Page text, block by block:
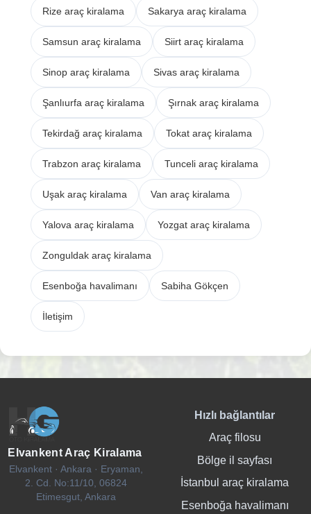
Rize araç kiralama Sakarya araç kiralama
Samsun araç kiralama Siirt araç kiralama
Sinop araç kiralama Sivas araç kiralama
Şanlıurfa araç kiralama Şırnak araç kiralama
Tekirdağ araç kiralama Tokat araç kiralama
Trabzon araç kiralama Tunceli araç kiralama
Uşak araç kiralama Van araç kiralama
Yalova araç kiralama Yozgat araç kiralama
Zonguldak araç kiralama
Esenboğa havalimanı Sabiha Gökçen
İletişim
Elvankent Araç Kiralama
Elvankent · Ankara · Eryaman,
2. Cd. No:11/10, 06824
Etimesgut, Ankara
Hızlı bağlantılar
Araç filosu
Bölge il sayfası
İstanbul araç kiralama
Esenboğa havalimanı